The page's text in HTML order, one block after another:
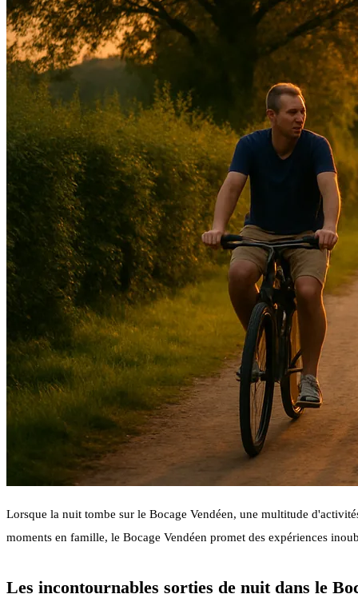
Lorsque la nuit tombe sur le Bocage Vendéen, une multitude
moments en famille, le Bocage Vendéen promet des expériences
Les incontournables sorties de nuit dans le